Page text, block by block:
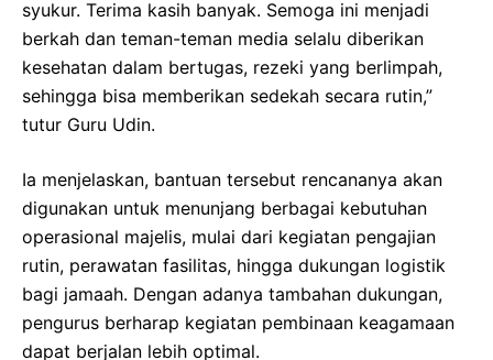
syukur. Terima kasih banyak. Semoga ini menjadi
berkah dan teman-teman media selalu diberikan
kesehatan dalam bertugas, rezeki yang berlimpah,
sehingga bisa memberikan sedekah secara rutin,”
tutur Guru Udin.
Ia menjelaskan, bantuan tersebut rencananya akan
digunakan untuk menunjang berbagai kebutuhan
operasional majelis, mulai dari kegiatan pengajian
rutin, perawatan fasilitas, hingga dukungan logistik
bagi jamaah. Dengan adanya tambahan dukungan,
pengurus berharap kegiatan pembinaan keagamaan
dapat berjalan lebih optimal.